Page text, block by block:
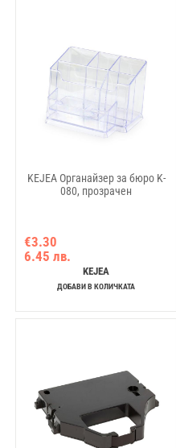
KEJEA Органайзер за бюро K-
080, прозрачен
€3.30
6.45 лв.
KEJEA
ДОБАВИ В КОЛИЧКАТА